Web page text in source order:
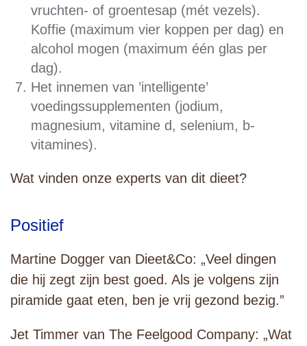
vruchten- of groentesap (mét vezels).
Koffie (maximum vier koppen per dag) en
alcohol mogen (maximum één glas per
dag).
Het innemen van ’intelligente’
voedingssupplementen (jodium,
magnesium, vitamine d, selenium, b-
vitamines).
Wat vinden onze experts van dit dieet?
Positief
Martine Dogger van Dieet&Co: „Veel dingen
die hij zegt zijn best goed. Als je volgens zijn
piramide gaat eten, ben je vrij gezond bezig.”
Jet Timmer van The Feelgood Company: „Wat